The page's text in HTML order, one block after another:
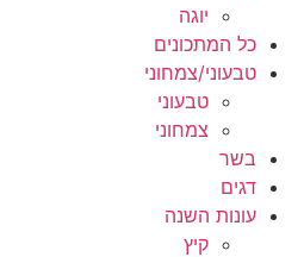
יוגה
כל המתכונים
טבעוני/צמחוני
טבעוני
צמחוני
בשר
דגים
עונות השנה
קיץ